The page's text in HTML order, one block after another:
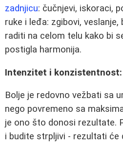
zadnjicu: čučnjevi, iskoraci,
ruke i leđa: zgibovi,
raditi na celom telu kako bi
postigla harmonija.
Intenzitet i konzistentnost:
Bolje je redovno vežbati sa
nego povremeno sa
je ono što donosi rezultate.
i budite strpljivi - rezultati će